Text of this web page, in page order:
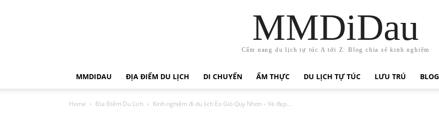
MMDiDau
Cẩm nang du lịch tự túc A tới Z: Blog chia sẻ kinh nghiệm
MMDIDAU ĐỊA ĐIỂM DU LỊCH DI CHUYỂN ẨM THỰC DU LỊCH TỰ TÚC LƯU TRÚ BLOG
Home Địa Điểm Du Lịch Kinh nghiệm đi du lịch Eo Gió Quy Nhơn – Vè đẹp...